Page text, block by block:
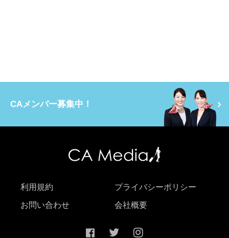
CAメンバー募集中！
利用規約 プライバシーポリシー
お問い合わせ 会社概要